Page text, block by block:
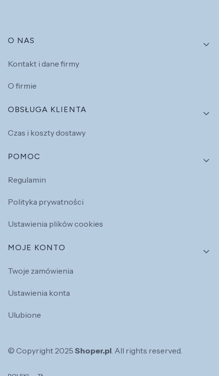
Linki w stopce
O NAS
Kontakt i dane firmy
O firmie
OBSŁUGA KLIENTA
Czas i koszty dostawy
POMOC
Regulamin
Polityka prywatności
Ustawienia plików cookies
MOJE KONTO
Twoje zamówienia
Ustawienia konta
Ulubione
© Copyright 2025 Shoper.pl. All rights reserved.